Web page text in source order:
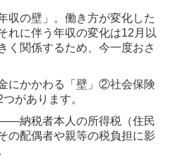
収の壁」。働き方が変化した
れに伴う年収の変化は12月以
く関係するため、今一度おさ
かかわる「壁」②社会保険
があります。
納税者本人の所得税（住民
の配偶者や親等の税負担に影